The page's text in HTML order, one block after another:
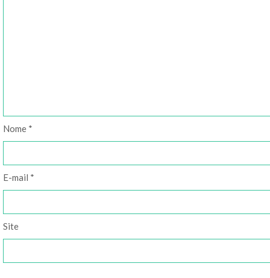
Nome *
E-mail *
Site